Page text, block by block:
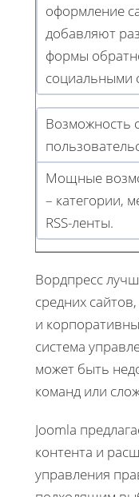
оформление
добавляют
формы
социальными
Возможность
Мощные
– категории,
RSS-ленты.
Вордпресс
средних
и
система
может быть
команд или
Joomla
контента и
управления